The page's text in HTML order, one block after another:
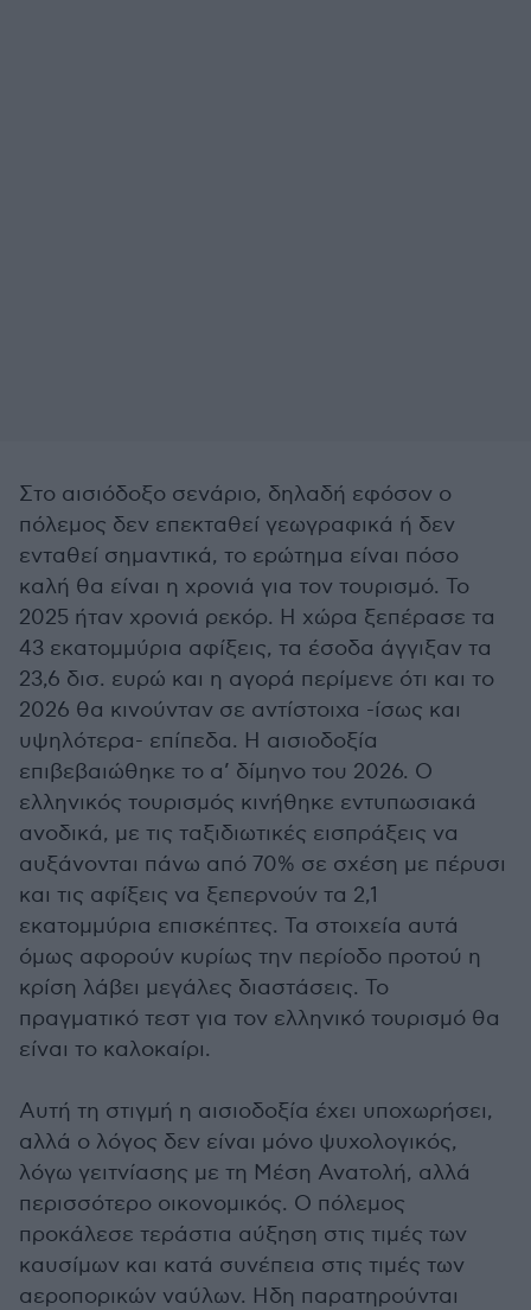
Στο αισιόδοξο σενάριο, δηλαδή εφόσον ο
πόλεμος δεν επεκταθεί γεωγραφικά ή δεν
ενταθεί σημαντικά, το ερώτημα είναι πόσο
καλή θα είναι η χρονιά για τον τουρισμό. Το
2025 ήταν χρονιά ρεκόρ. Η χώρα ξεπέρασε τα
43 εκατομμύρια αφίξεις, τα έσοδα άγγιξαν τα
23,6 δισ. ευρώ και η αγορά περίμενε ότι και το
2026 θα κινούνταν σε αντίστοιχα -ίσως και
υψηλότερα- επίπεδα. Η αισιοδοξία
επιβεβαιώθηκε το α’ δίμηνο του 2026. Ο
ελληνικός τουρισμός κινήθηκε εντυπωσιακά
ανοδικά, με τις ταξιδιωτικές εισπράξεις να
αυξάνονται πάνω από 70% σε σχέση με πέρυσι
και τις αφίξεις να ξεπερνούν τα 2,1
εκατομμύρια επισκέπτες. Τα στοιχεία αυτά
όμως αφορούν κυρίως την περίοδο προτού η
κρίση λάβει μεγάλες διαστάσεις. Το
πραγματικό τεστ για τον ελληνικό τουρισμό θα
είναι το καλοκαίρι.
Αυτή τη στιγμή η αισιοδοξία έχει υποχωρήσει,
αλλά ο λόγος δεν είναι μόνο ψυχολογικός,
λόγω γειτνίασης με τη Μέση Ανατολή, αλλά
περισσότερο οικονομικός. Ο πόλεμος
προκάλεσε τεράστια αύξηση στις τιμές των
καυσίμων και κατά συνέπεια στις τιμές των
αεροπορικών ναύλων. Ηδη παρατηρούνται